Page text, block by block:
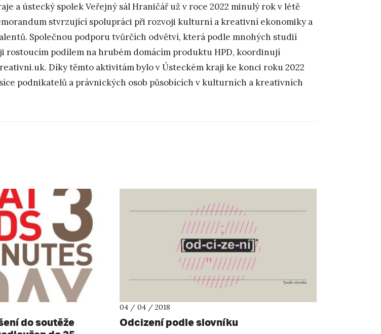
a ústecký spolek Veřejný sál Hraničář už v roce 2022 minulý rok v létě
stvrzující spolupráci při rozvoji kulturní a kreativní ekonomiky a
Společnou podporu tvůrčích odvětví, která podle mnohých studií
rostoucím podílem na hrubém domácím produktu HPD, koordinují
Díky těmto aktivitám bylo v Ústeckém kraji ke konci roku 2022
podnikatelů a právnických osob působících v kulturních a kreativních
do soutěže
04 / 04 / 2018
Odcizení podle slovníku